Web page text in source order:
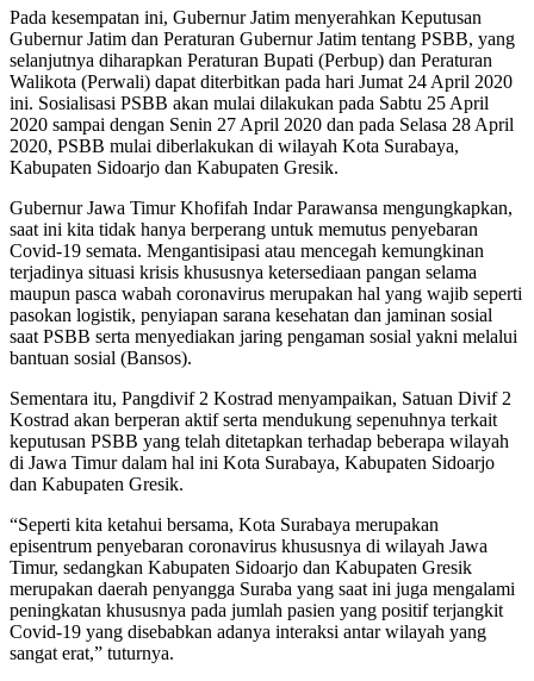
Pada kesempatan ini, Gubernur Jatim menyerahkan Keputusan
Gubernur Jatim dan Peraturan Gubernur Jatim tentang PSBB, yang
selanjutnya diharapkan Peraturan Bupati (Perbup) dan Peraturan
Walikota (Perwali) dapat diterbitkan pada hari Jumat 24 April 2020
ini. Sosialisasi PSBB akan mulai dilakukan pada Sabtu 25 April
2020 sampai dengan Senin 27 April 2020 dan pada Selasa 28 April
2020, PSBB mulai diberlakukan di wilayah Kota Surabaya,
Kabupaten Sidoarjo dan Kabupaten Gresik.
Gubernur Jawa Timur Khofifah Indar Parawansa mengungkapkan,
saat ini kita tidak hanya berperang untuk memutus penyebaran
Covid-19 semata. Mengantisipasi atau mencegah kemungkinan
terjadinya situasi krisis khususnya ketersediaan pangan selama
maupun pasca wabah coronavirus merupakan hal yang wajib seperti
pasokan logistik, penyiapan sarana kesehatan dan jaminan sosial
saat PSBB serta menyediakan jaring pengaman sosial yakni melalui
bantuan sosial (Bansos).
Sementara itu, Pangdivif 2 Kostrad menyampaikan, Satuan Divif 2
Kostrad akan berperan aktif serta mendukung sepenuhnya terkait
keputusan PSBB yang telah ditetapkan terhadap beberapa wilayah
di Jawa Timur dalam hal ini Kota Surabaya, Kabupaten Sidoarjo
dan Kabupaten Gresik.
“Seperti kita ketahui bersama, Kota Surabaya merupakan
episentrum penyebaran coronavirus khususnya di wilayah Jawa
Timur, sedangkan Kabupaten Sidoarjo dan Kabupaten Gresik
merupakan daerah penyangga Suraba yang saat ini juga mengalami
peningkatan khususnya pada jumlah pasien yang positif terjangkit
Covid-19 yang disebabkan adanya interaksi antar wilayah yang
sangat erat,” tuturnya.